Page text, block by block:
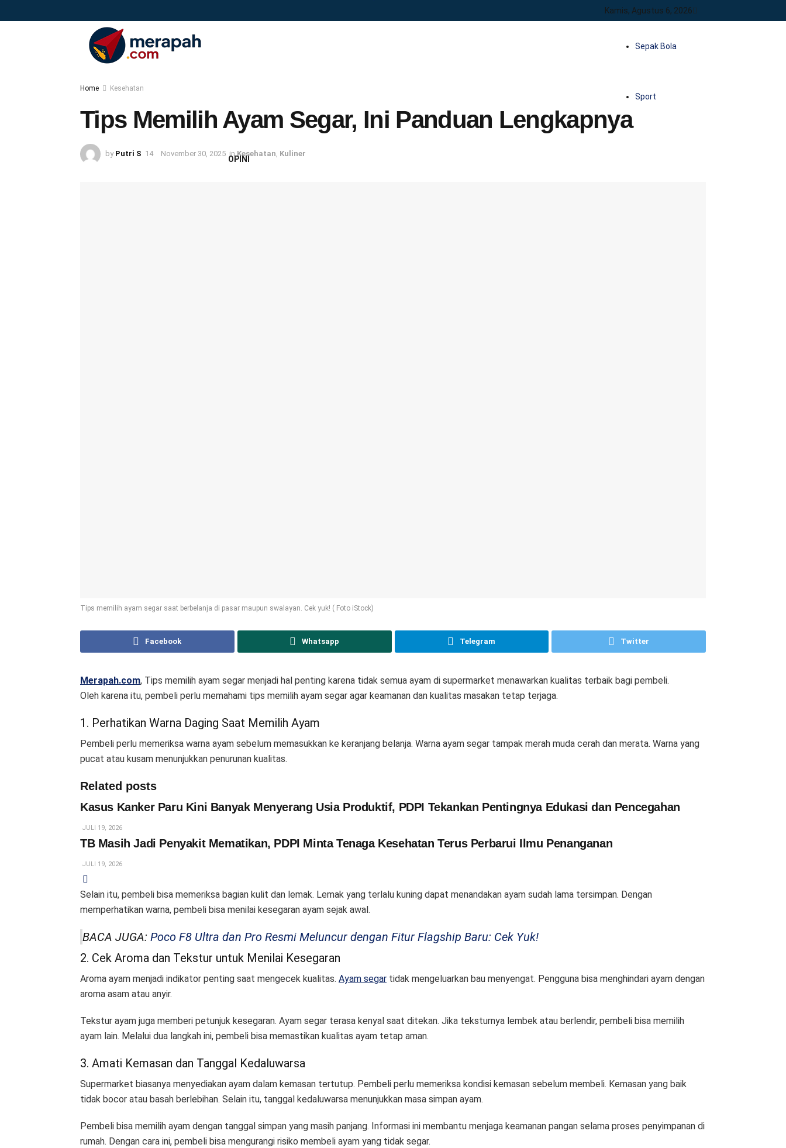
Kamis, Agustus 6, 2026
Sepak Bola
Sport
OPINI
Home Kesehatan
Tips Memilih Ayam Segar, Ini Panduan Lengkapnya
by Putri S November 30, 2025 in Kesehatan Kuliner
Tips memilih ayam segar saat berbelanja di pasar maupun swalayan. Cek yuk! ( Foto iStock)
Facebook Whatsapp Telegram Twitter
Merapah.com, Tips memilih ayam segar menjadi hal penting karena tidak semua ayam di supermarket menawarkan kualitas terbaik bagi pembeli.
Oleh karena itu, pembeli perlu memahami tips memilih ayam segar agar keamanan dan kualitas masakan tetap terjaga.
1. Perhatikan Warna Daging Saat Memilih Ayam
Pembeli perlu memeriksa warna ayam sebelum memasukkan ke keranjang belanja. Warna ayam segar tampak merah muda cerah dan merata. Warna yang
pucat atau kusam menunjukkan penurunan kualitas.
Related posts
Kasus Kanker Paru Kini Banyak Menyerang Usia Produktif, PDPI Tekankan Pentingnya Edukasi dan Pencegahan
JULI 19, 2026
TB Masih Jadi Penyakit Mematikan, PDPI Minta Tenaga Kesehatan Terus Perbarui Ilmu Penanganan
JULI 19, 2026
Selain itu, pembeli bisa memeriksa bagian kulit dan lemak. Lemak yang terlalu kuning dapat menandakan ayam sudah lama tersimpan. Dengan
memperhatikan warna, pembeli bisa menilai kesegaran ayam sejak awal.
BACA JUGA: Poco F8 Ultra dan Pro Resmi Meluncur dengan Fitur Flagship Baru: Cek Yuk!
2. Cek Aroma dan Tekstur untuk Menilai Kesegaran
Aroma ayam menjadi indikator penting saat mengecek kualitas. Ayam segar tidak mengeluarkan bau menyengat. Pengguna bisa menghindari ayam dengan
aroma asam atau anyir.
Tekstur ayam juga memberi petunjuk kesegaran. Ayam segar terasa kenyal saat ditekan. Jika teksturnya lembek atau berlendir, pembeli bisa memilih
ayam lain. Melalui dua langkah ini, pembeli bisa memastikan kualitas ayam tetap aman.
3. Amati Kemasan dan Tanggal Kedaluwarsa
Supermarket biasanya menyediakan ayam dalam kemasan tertutup. Pembeli perlu memeriksa kondisi kemasan sebelum membeli. Kemasan yang baik
tidak bocor atau basah berlebihan. Selain itu, tanggal kedaluwarsa menunjukkan masa simpan ayam.
Pembeli bisa memilih ayam dengan tanggal simpan yang masih panjang. Informasi ini membantu menjaga keamanan pangan selama proses penyimpanan di
rumah. Dengan cara ini, pembeli bisa mengurangi risiko membeli ayam yang tidak segar.